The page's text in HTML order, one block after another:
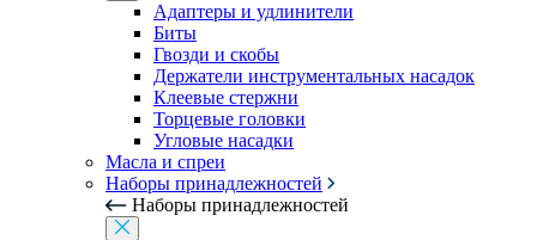
Адаптеры и удлинители
Биты
Гвозди и скобы
Держатели инструментальных насадок
Клеевые стержни
Торцевые головки
Угловые насадки
Масла и спреи
Наборы принадлежностей
Наборы принадлежностей